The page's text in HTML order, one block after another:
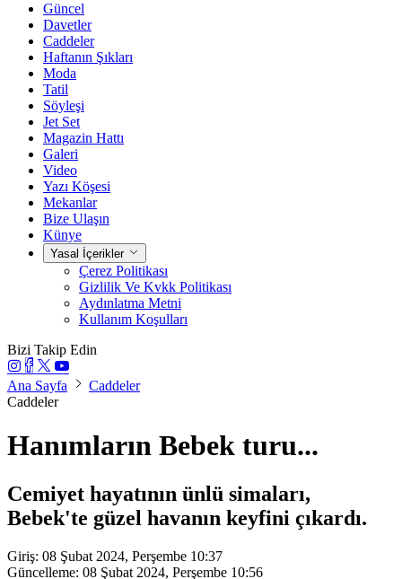
Güncel
Davetler
Caddeler
Haftanın Şıkları
Moda
Tatil
Söyleşi
Jet Set
Magazin Hattı
Galeri
Video
Yazı Köşesi
Mekanlar
Bize Ulaşın
Künye
Yasal İçerikler
Çerez Politikası
Gizlilik Ve Kvkk Politikası
Aydınlatma Metni
Kullanım Koşulları
Bizi Takip Edin
Ana Sayfa
Caddeler
Caddeler
Hanımların Bebek turu...
Cemiyet hayatının ünlü simaları,
Bebek'te güzel havanın keyfini çıkardı.
Giriş: 08 Şubat 2024, Perşembe 10:37
Güncelleme: 08 Şubat 2024, Perşembe 10:56